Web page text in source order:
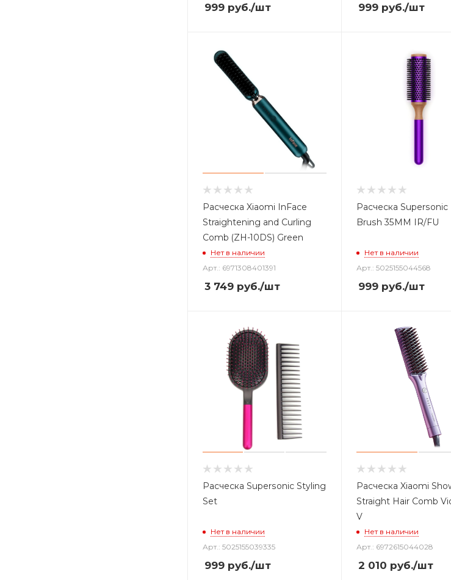
999 руб./шт 999руб./шт
Расческа Xiaomi InFace
Straightening and Curling
Comb (ZH-10DS) Green
Нет в наличии
Арт.: 6971308401391
3 749 руб./шт
Расческа Supersonic
Brush 35MM IR/FU
Нет в наличии
Арт.: 5025155044568
999руб./шт
Расческа Supersonic Styling
Set
Нет в наличии
Арт.: 5025155039335
999 руб./шт
Расческа Xiaomi
Straight Hair Comb
V
Нет в наличии
Арт.: 6972615044028
2 010 руб./шт